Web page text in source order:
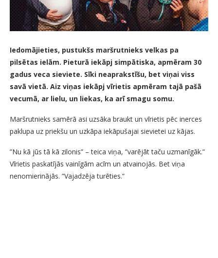
Iedomājieties, pustukšs maršrutnieks velkas pa
pilsētas ielām. Pieturā iekāpj simpātiska, apmēram 30
gadus veca sieviete. Sīki neaprakstīšu, bet viņai viss
savā vietā. Aiz viņas iekāpj vīrietis apmēram tajā pašā
vecumā, ar lielu, un liekas, ka arī smagu somu.
Maršrutnieks samērā asi uzsāka braukt un vīrietis pēc inerces
paklupa uz priekšu un uzkāpa iekāpušajai sievietei uz kājas.
”Nu kā jūs tā kā zilonis” – teica viņa, ”varējāt taču uzmanīgāk.”
Vīrietis paskatījās vainīgām acīm un atvainojās. Bet viņa
nenomierinājās. ”Vajadzēja turēties.”